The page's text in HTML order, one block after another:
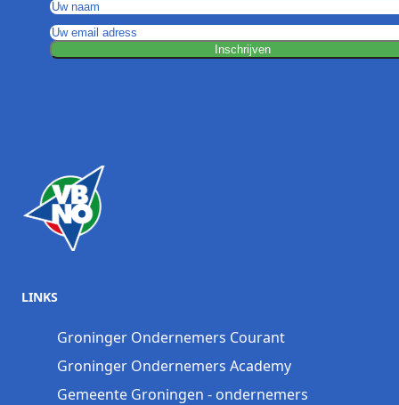
Inschrijven
LINKS
Groninger Ondernemers Courant
Groninger Ondernemers Academy
Gemeente Groningen - ondernemers